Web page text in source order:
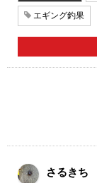
エギング釣果
さるきち